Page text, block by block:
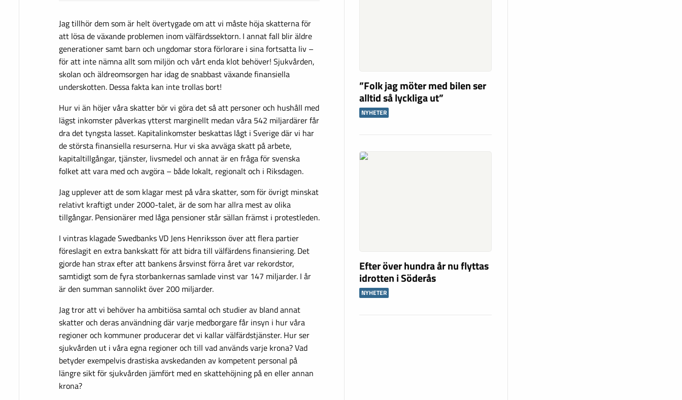
Jag tillhör dem som är helt övertygade om att vi måste höja skatterna för
att lösa de växande problemen inom välfärdssektorn. I annat fall blir äldre
generationer samt barn och ungdomar stora förlorare i sina fortsatta liv –
för att inte nämna allt som miljön och vårt enda klot behöver! Sjukvården,
skolan och äldreomsorgen har idag de snabbast växande finansiella
underskotten. Dessa fakta kan inte trollas bort!
Hur vi än höjer våra skatter bör vi göra det så att personer och hushåll med
lägst inkomster påverkas ytterst marginellt medan våra 542 miljardärer får
dra det tyngsta lasset. Kapitalinkomster beskattas lågt i Sverige där vi har
de största finansiella resurserna. Hur vi ska avväga skatt på arbete,
kapitaltillgångar, tjänster, livsmedel och annat är en fråga för svenska
folket att vara med och avgöra – både lokalt, regionalt och i Riksdagen.
Jag upplever att de som klagar mest på våra skatter, som för övrigt minskat
relativt kraftigt under 2000-talet, är de som har allra mest av olika
tillgångar. Pensionärer med låga pensioner står sällan främst i protestleden.
I vintras klagade Swedbanks VD Jens Henriksson över att flera partier
föreslagit en extra bankskatt för att bidra till välfärdens finansiering. Det
gjorde han strax efter att bankens årsvinst förra året var rekordstor,
samtidigt som de fyra storbankernas samlade vinst var 147 miljarder. I år
är den summan sannolikt över 200 miljarder.
Jag tror att vi behöver ha ambitiösa samtal och studier av bland annat
skatter och deras användning där varje medborgare får insyn i hur våra
regioner och kommuner producerar det vi kallar välfärdstjänster. Hur ser
sjukvården ut i våra egna regioner och till vad används varje krona? Vad
betyder exempelvis drastiska avskedanden av kompetent personal på
längre sikt för sjukvården jämfört med en skattehöjning på en eller annan
krona?
”Folk jag möter med bilen ser
alltid så lyckliga ut”
NYHETER
Efter över hundra år nu flyttas
idrotten i Söderås
NYHETER